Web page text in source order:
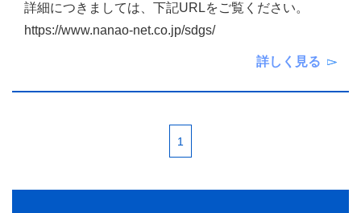
詳細につきましては、下記URLをご覧ください。
https://www.nanao-net.co.jp/sdgs/
詳しく見る
1